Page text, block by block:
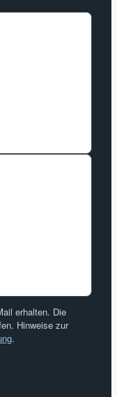
erhalten. Die
Hinweise zur
.